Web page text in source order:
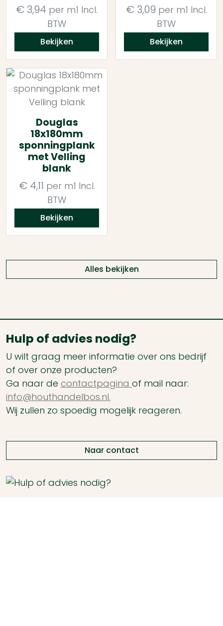
€ 3,94 per m1 Incl.
BTW
Bekijken
€ 3,09 per m1 Incl.
BTW
Bekijken
Douglas
18x180mm
sponningplank
met Velling
blank
€ 4,11 per m1 Incl.
BTW
Bekijken
Alles bekijken
Hulp of advies nodig?
U wilt graag meer informatie over ons bedrijf
of over onze producten?
Ga naar de contactpagina of mail naar:
info@houthandelbos.nl.
Wij zullen zo spoedig mogelijk reageren.
Naar contact